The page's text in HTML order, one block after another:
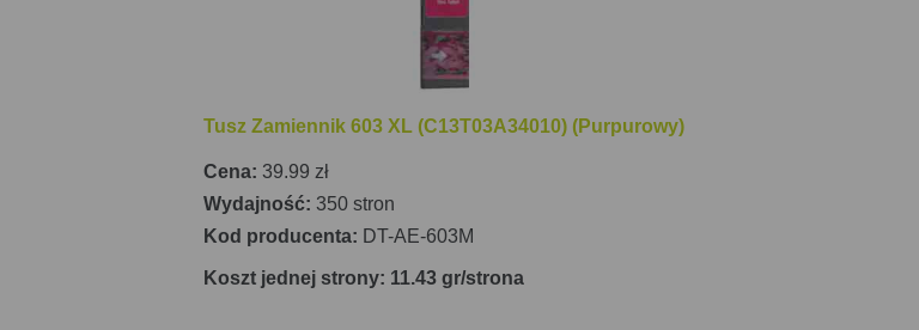
Tusz Zamiennik 603 XL (C13T03A34010) (Purpurowy)
Cena: 39.99 zł
Wydajność: 350 stron
Kod producenta: DT-AE-603M
Koszt jednej strony: 11.43 gr/strona